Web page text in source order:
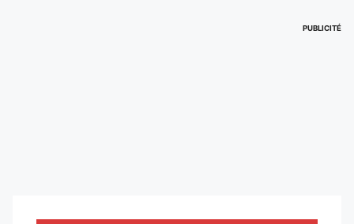
PUBLICITÉ